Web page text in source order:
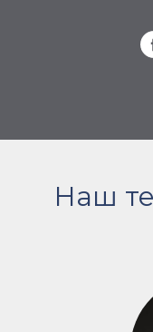
Наш